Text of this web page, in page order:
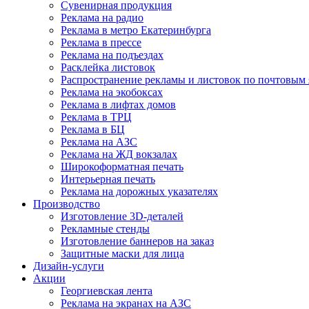
Сувенирная продукция
Реклама на радио
Реклама в метро Екатеринбурга
Реклама в прессе
Реклама на подъездах
Расклейка листовок
Распространение рекламы и листовок по
Реклама на экобоксах
Реклама в лифтах домов
Реклама в ТРЦ
Реклама в БЦ
Реклама на АЗС
Реклама на ЖД вокзалах
Широкоформатная печать
Интерьерная печать
Реклама на дорожных указателях
Производство
Изготовление 3D-деталей
Рекламные стенды
Изготовление баннеров на заказ
Защитные маски для лица
Дизайн-услуги
Акции
Георгиевская лента
Реклама на экранах на АЗС